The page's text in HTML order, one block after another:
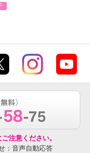
注意ください。
：音声自動応答